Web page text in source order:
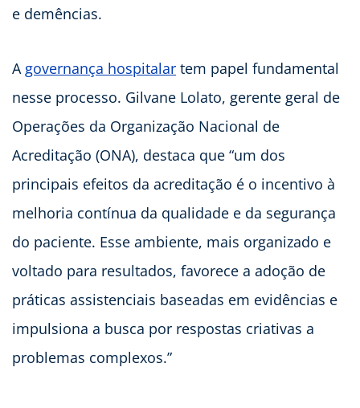
e demências.
A governança hospitalar tem papel fundamental
nesse processo. Gilvane Lolato, gerente geral de
Operações da Organização Nacional de
Acreditação (ONA), destaca que “um dos
principais efeitos da acreditação é o incentivo à
melhoria contínua da qualidade e da segurança
do paciente. Esse ambiente, mais organizado e
voltado para resultados, favorece a adoção de
práticas assistenciais baseadas em evidências e
impulsiona a busca por respostas criativas a
problemas complexos.”